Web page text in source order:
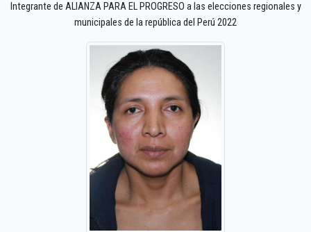
Integrante de ALIANZA PARA EL PROGRESO a las elecciones regionales y
municipales de la república del Perú 2022